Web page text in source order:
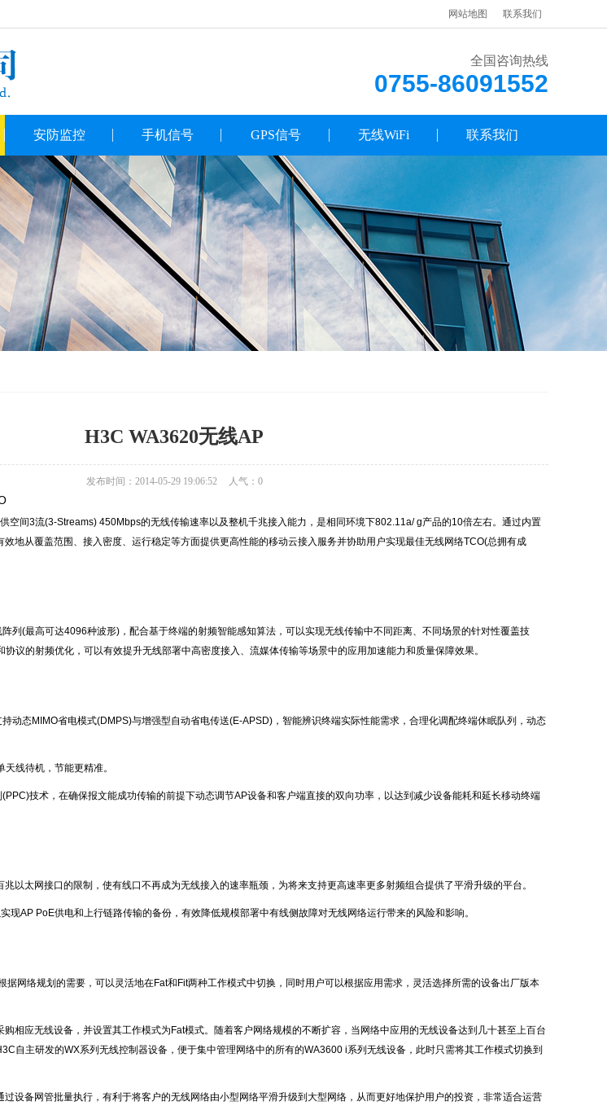
网站地图 联系我们
全国咨询热线
0755-86091552
安防监控 手机信号 GPS信号 无线WiFi 联系我们
H3C WA3620无线AP
发布时间：2014-05-29 19:06:52 人气： 0
空间3流(3-Streams) 450Mbps的无线传输速率以及整机千兆接入能力，是相同环境下802.11a/ g产品的10倍左右。通过内置
地从覆盖范围、接入密度、运行稳定等方面提供更高性能的移动云接入服务并协助用户实现最佳无线网络TCO(总拥有成
列(最高可达4096种波形)，配合基于终端的射频智能感知算法，可以实现无线传输中不同距离、不同场景的针对性覆盖技
议的射频优化，可以有效提升无线部署中高密度接入、流媒体传输等场景中的应用加速能力和质量保障效果。
动态MIMO省电模式(DMPS)与增强型自动省电传送(E-APSD)，智能辨识终端实际性能需求，合理化调配终端休眠队列，动态
线待机，节能更精准。
技术，在确保报文能成功传输的前提下动态调节AP设备和客户端直接的双向功率，以达到减少设备能耗和延长移动终端
以太网接口的限制，使有线口不再成为无线接入的速率瓶颈，为将来支持更高速率更多射频组合提供了平滑升级的平台。
现AP PoE供电和上行链路传输的备份，有效降低规模部署中有线侧故障对无线网络运行带来的风险和影响。
据网络规划的需要，可以灵活地在Fat和Fit两种工作模式中切换，同时用户可以根据应用需求，灵活选择所需的设备出厂版本
相应无线设备，并设置其工作模式为Fat模式。随着客户网络规模的不断扩容，当网络中应用的无线设备达到几十甚至上百台
自主研发的WX系列无线控制器设备，便于集中管理网络中的所有的WA3600 i系列无线设备，此时只需将其工作模式切换到
设备网管批量执行，有利于将客户的无线网络由小型网络平滑升级到大型网络，从而更好地保护用户的投资，非常适合运营